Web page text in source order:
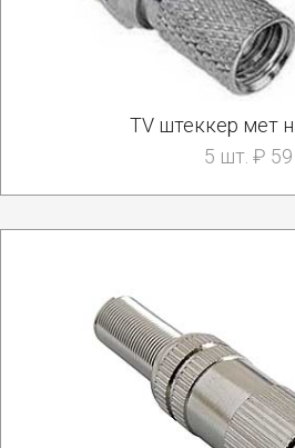
TV штеккер мет
5 шт. ₽ 59